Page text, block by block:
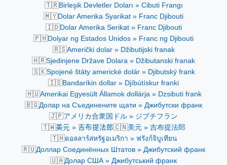
🇹🇷Birleşik Devletler Doları » Cibuti Frangı
🇲🇾Dolar Amerika Syarikat » Franc Djibouti
🇮🇩Dolar Amerika Serikat » Franc Djibouti
🇵🇭Dolyar ng Estados Unidos » Franc ng Djibouti
🇷🇸Američki dolar » Džibutijski franak
🇭🇷Sjedinjene Države Dolara » Džibutanski franak
🇸🇰Spojené štáty americké dolár » Djibutský frank
🇮🇸Bandaríkin dollar » Djíbútískur franki
🇭🇺Amerikai Egyesült Államok dollárja » Dzsibuti frank
🇧🇬Долар на Съединените щати » Джибутски франк
🇯🇵アメリカ合衆国ドル » ジブチフラン
🇹🇼美元 » 吉布提法郎🇨🇳美元 » 吉布提法郎
🇹🇭ดอลลาร์สหรัฐอเมริกา » ฟรังก์จิบูเทียน
🇷🇺Доллар Соединённых Штатов » Джибутский франк
🇺🇦Долар США » Джибутський франк